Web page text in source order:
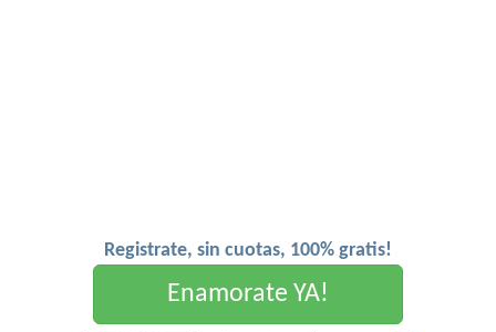
Registrate, sin cuotas, 100% gratis!
Enamorate YA!